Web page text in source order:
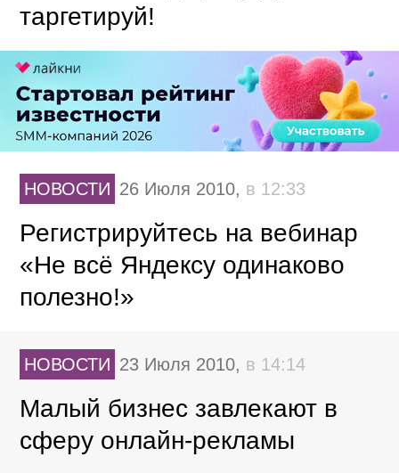
таргетируй!
НОВОСТИ 26 Июля 2010, в 12:33
Регистрируйтесь на вебинар
«Не всё Яндексу одинаково
полезно!»
НОВОСТИ 23 Июля 2010, в 14:14
Малый бизнес завлекают в
сферу онлайн-рекламы